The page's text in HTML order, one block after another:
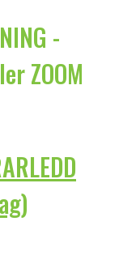
-
ZOOM